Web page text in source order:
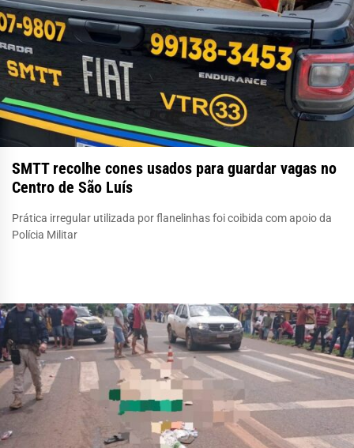
SMTT recolhe cones usados para guardar vagas no
Centro de São Luís
Prática irregular utilizada por flanelinhas foi coibida com apoio da
Polícia Militar